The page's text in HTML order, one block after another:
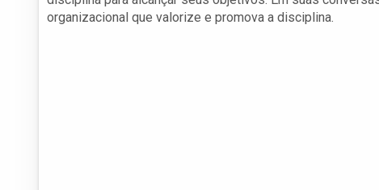
organizacional que valorize e promova a disciplina.